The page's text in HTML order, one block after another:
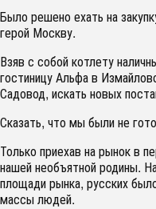
Было решено ехать на
герой Москву.
Взяв с собой котлету
гостиницу Альфа в
Садовод, искать новых
Сказать, что мы были не
Только приехав на рынок в
нашей необъятной родины.
площади рынка, русских
массы людей.